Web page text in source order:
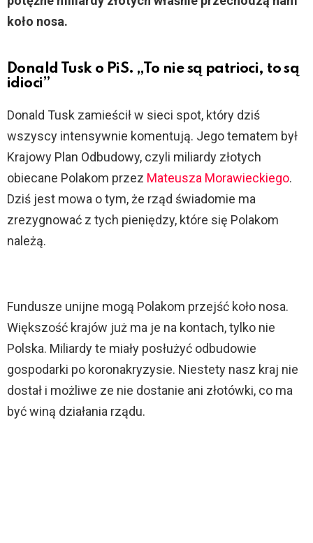
koło nosa.
Donald Tusk o PiS. „To nie są patrioci, to są
idioci”
Donald Tusk zamieścił w sieci spot, który dziś
wszyscy intensywnie komentują. Jego tematem był
Krajowy Plan Odbudowy, czyli miliardy złotych
obiecane Polakom przez Mateusza Morawieckiego.
Dziś jest mowa o tym, że rząd świadomie ma
zrezygnować z tych pieniędzy, które się Polakom
należą.
Fundusze unijne mogą Polakom przejść koło nosa.
Większość krajów już ma je na kontach, tylko nie
Polska. Miliardy te miały posłużyć odbudowie
gospodarki po koronakryzysie. Niestety nasz kraj nie
dostał i możliwe ze nie dostanie ani złotówki, co ma
być winą działania rządu.